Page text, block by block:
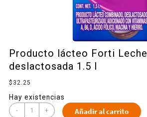
Producto lácteo Forti Leche
deslactosada 1.5 l
$ 32.25
Hay existencias
- + Añadir al carrito